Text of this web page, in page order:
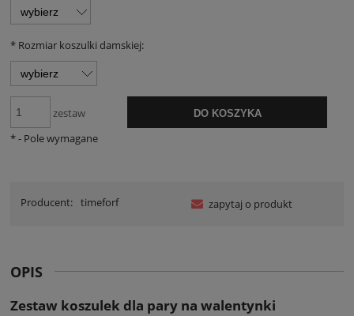
* Rozmiar koszulki damskiej:
zestaw DO KOSZYKA
*- Pole wymagane
Producent: timeforf zapytaj o produkt
OPIS
Zestaw koszulek dla pary na walentynki